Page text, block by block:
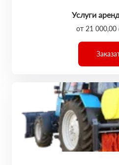
Услуги
от 21 000,00